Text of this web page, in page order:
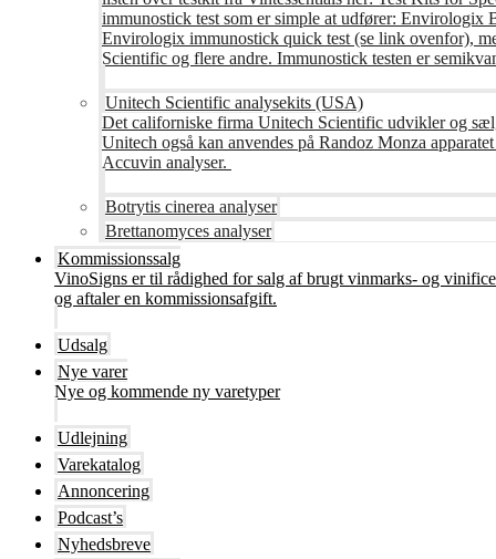
immunostick test som er simple at udfører: Envirologix
Envirologix immunostick quick test (se link ovenfor),
Scientific og flere andre. Immunostick testen er
Unitech Scientific analysekits (USA)
Det californiske firma Unitech Scientific udvikler og
Unitech også kan anvendes på Randoz Monza
Accuvin analyser.
Botrytis cinerea analyser
Brettanomyces analyser
Kommissionssalg
VinoSigns er til rådighed for salg af brugt vinmarks- og
og aftaler en kommissionsafgift.
Udsalg
Nye varer
Nye og kommende ny varetyper
Udlejning
Varekatalog
Annoncering
Podcast’s
Nyhedsbreve